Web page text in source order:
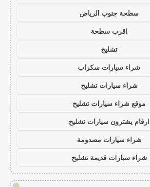
سطحة جنوب الرياض
اقرب سطحة
تشليح
شراء سيارات سكراب
شراء سيارات تشليح
موقع شراء سيارات تشليح
ارقام يشترون سيارات تشليح
شراء سيارات مصدومة
شراء سيارات قديمة تشليح